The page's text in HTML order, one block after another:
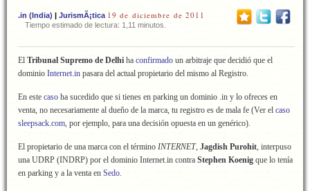
.in (India) | JurismÃ¡tica 19 de diciembre de 2011
Tiempo estimado de lectura: 1,11 minutos.
El Tribunal Supremo de Delhi ha confirmado un arbitraje que decidió que el
dominio Internet.in pasara del actual propietario del mismo al Registro.
En este caso ha sucedido que si tienes en parking un dominio .in y lo ofreces en
venta, no necesariamente al dueño de la marca, tu registro es de mala fe (Ver el caso
sleepsack.com, por ejemplo, para una decisión opuesta en un genérico).
El propietario de una marca con el término INTERNET, Jagdish Purohit, interpuso
una UDRP (INDRP) por el dominio Internet.in contra Stephen Koenig que lo tenía
en parking y a la venta en Sedo.